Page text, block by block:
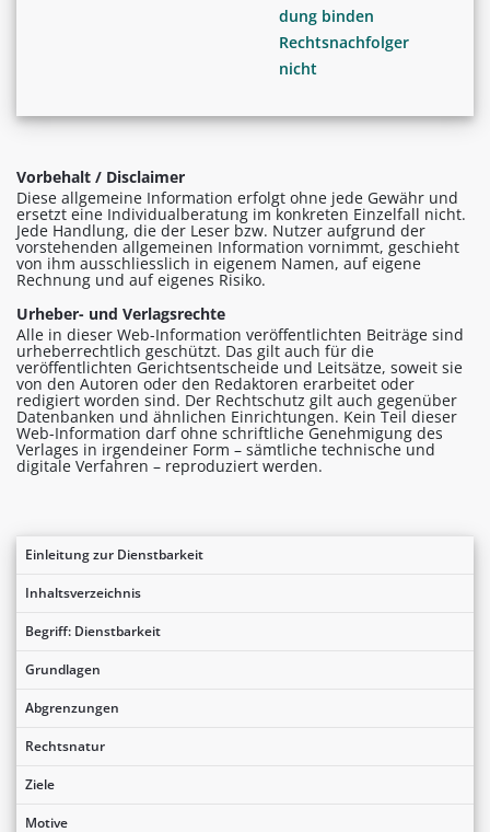
Einleitung zur Dienstbarkeit
Inhaltsverzeichnis
Begriff: Dienstbarkeit
Grundlagen
Abgrenzungen
Rechtsnatur
Ziele
Motive
dung binden
Rechtsnachfolger
nicht
Vorbehalt / Disclaimer
Diese allgemeine Information erfolgt ohne jede Gewähr und
ersetzt eine Individualberatung im konkreten Einzelfall nicht.
Jede Handlung, die der Leser bzw. Nutzer aufgrund der
vorstehenden allgemeinen Information vornimmt, geschieht
von ihm ausschliesslich in eigenem Namen, auf eigene
Rechnung und auf eigenes Risiko.
Urheber- und Verlagsrechte
Alle in dieser Web-Information veröffentlichten Beiträge sind
urheberrechtlich geschützt. Das gilt auch für die
veröffentlichten Gerichtsentscheide und Leitsätze, soweit sie
von den Autoren oder den Redaktoren erarbeitet oder
redigiert worden sind. Der Rechtschutz gilt auch gegenüber
Datenbanken und ähnlichen Einrichtungen. Kein Teil dieser
Web-Information darf ohne schriftliche Genehmigung des
Verlages in irgendeiner Form – sämtliche technische und
digitale Verfahren – reproduziert werden.